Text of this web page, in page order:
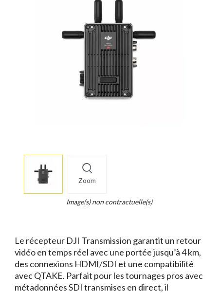
Zoom
info
Image(s) non contractuelle(s)
Le récepteur DJI Transmission garantit un retour
vidéo en temps réel avec une portée jusqu’à 4 km,
des connexions HDMI/SDI et une compatibilité
avec QTAKE. Parfait pour les tournages pros avec
métadonnées SDI transmises en direct, il